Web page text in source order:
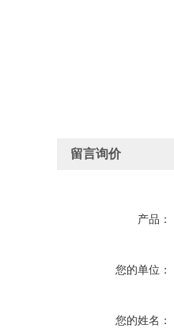
留言询价
产品：
您的单位：
您的姓名：